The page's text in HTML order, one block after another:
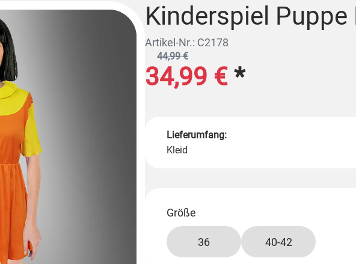
Kinderspiel
Artikel-Nr.: C2178
34,99 €*
44,99 €
Lieferumfang:
Kleid
Größe
36 40-42